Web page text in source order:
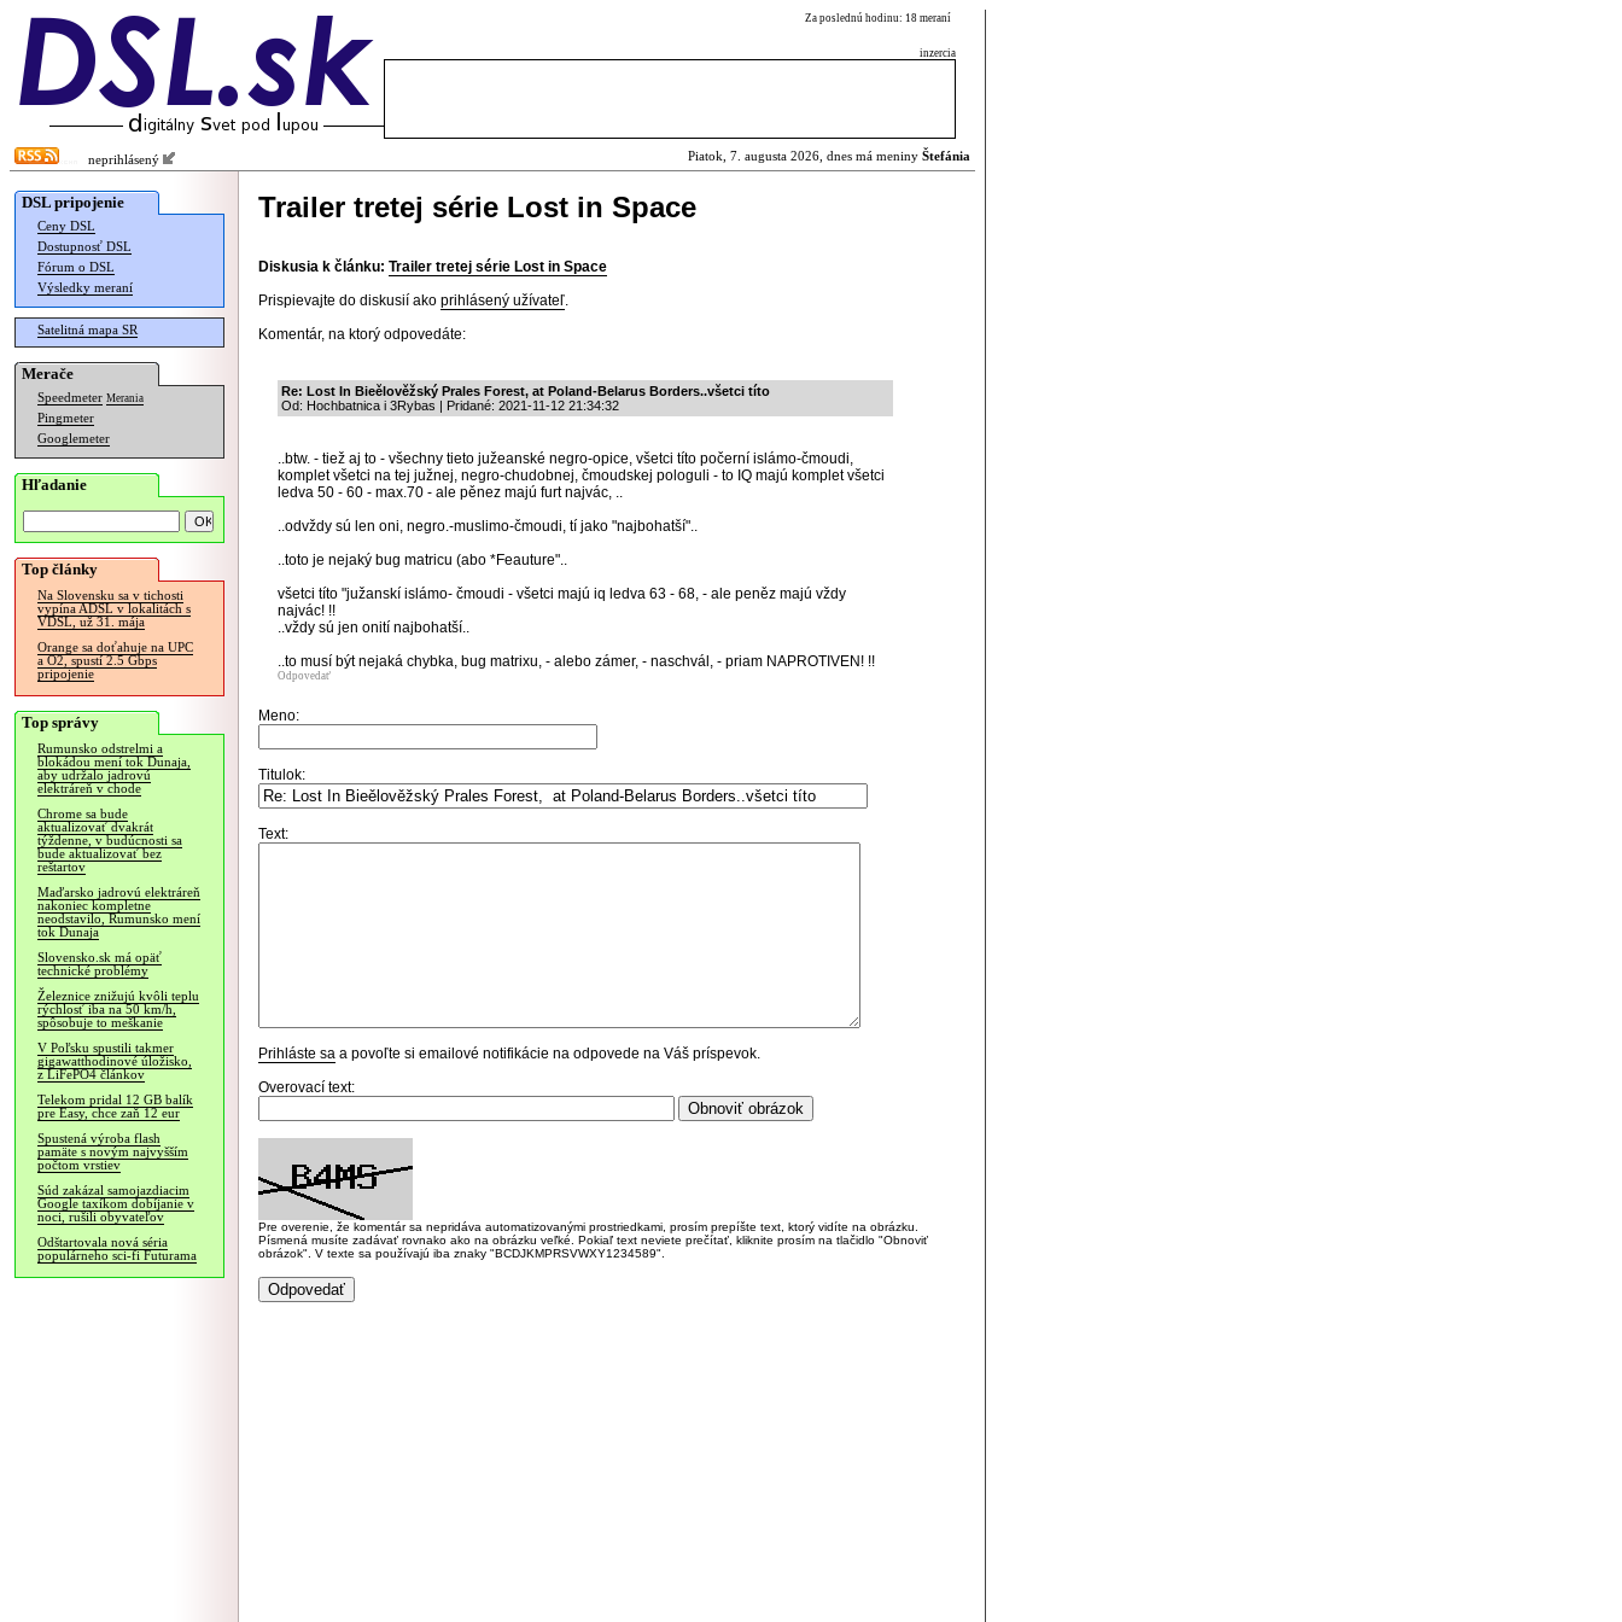
Za poslednú hodinu: 18 meraní
inzercia
neprihlásený Piatok, 7. augusta 2026, dnes má meniny Štefánia
DSL pripojenie
Ceny DSL
Dostupnosť DSL
Fórum o DSL
Výsledky meraní
Satelitná mapa SR
Merače
Speedmeter Merania
Pingmeter
Googlemeter
Hľadanie
Top články
Na Slovensku sa v tichosti
vypína ADSL v lokalitách s
VDSL, už 31. mája
Orange sa doťahuje na UPC
a O2, spustí 2.5 Gbps
pripojenie
Top správy
Rumunsko odstrelmi a
blokádou mení tok Dunaja,
aby udržalo jadrovú
elektráreň v chode
Chrome sa bude
aktualizovať dvakrát
týždenne, v budúcnosti sa
bude aktualizovať bez
reštartov
Maďarsko jadrovú elektráreň
nakoniec kompletne
neodstavilo, Rumunsko mení
tok Dunaja
Slovensko.sk má opäť
technické problémy
Železnice znižujú kvôli teplu
rýchlosť iba na 50 km/h,
spôsobuje to meškanie
V Poľsku spustili takmer
gigawatthodinové úložisko,
z LiFePO4 článkov
Telekom pridal 12 GB balík
pre Easy, chce zaň 12 eur
Spustená výroba flash
pamäte s novým najvyšším
počtom vrstiev
Súd zakázal samojazdiacim
Google taxíkom dobíjanie v
noci, rušili obyvateľov
Odštartovala nová séria
populárneho sci-fi Futurama
Trailer tretej série Lost in Space
Diskusia k článku: Trailer tretej série Lost in Space
Prispievajte do diskusií ako prihlásený užívateľ.
Komentár, na ktorý odpovedáte:
Re: Lost In Bieělověžský Prales Forest, at Poland-Belarus Borders..všetci títo
Od: Hochbatnica i 3Rybas | Pridané: 2021-11-12 21:34:32
..btw. - tiež aj to - všechny tieto južeanské negro-opice, všetci títo počerní islámo-čmoudi,
komplet všetci na tej južnej, negro-chudobnej, čmoudskej pologuli - to IQ majú komplet všetci
ledva 50 - 60 - max.70 - ale pěnez majú furt najvác, ..
..odvždy sú len oni, negro.-muslimo-čmoudi, tí jako "najbohatší"..
..toto je nejaký bug matricu (abo *Feauture"..
všetci títo "južanskí islámo- čmoudi - všetci majú iq ledva 63 - 68, - ale peněz majú vždy
najvác! !!
..vždy sú jen onití najbohatší..
..to musí být nejaká chybka, bug matrixu, - alebo zámer, - naschvál, - priam NAPROTIVEN! !!
Odpovedať
Meno:
Titulok:
Text:
Prihláste sa a povoľte si emailové notifikácie na odpovede na Váš príspevok.
Overovací text:
Pre overenie, že komentár sa nepridáva automatizovanými prostriedkami, prosím prepíšte text, ktorý vidíte na obrázku.
Písmená musíte zadávať rovnako ako na obrázku veľké. Pokiaľ text neviete prečítať, kliknite prosím na tlačidlo "Obnoviť
obrázok". V texte sa používajú iba znaky "BCDJKMPRSVWXY1234589".